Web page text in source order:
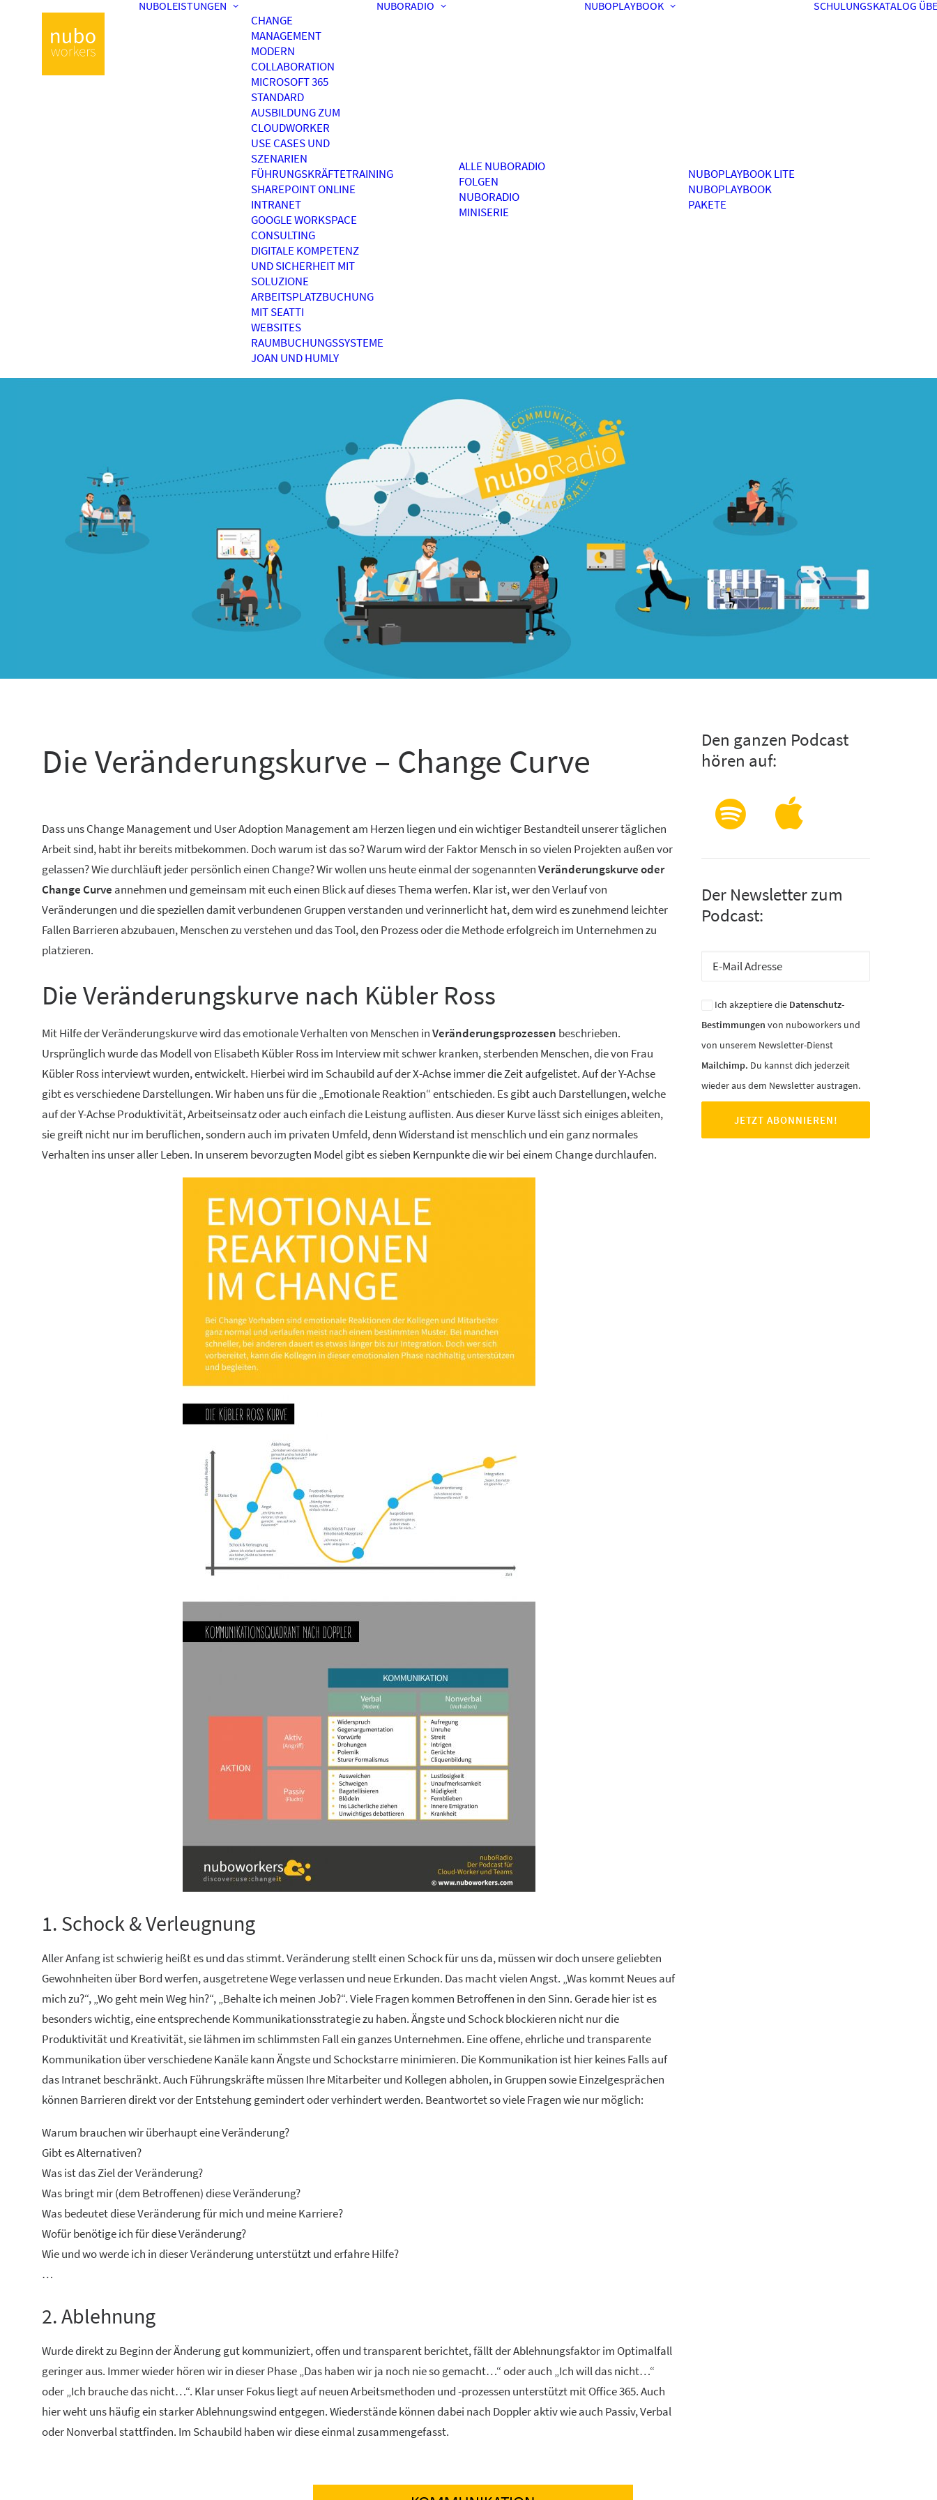
NUBOLEISTUNGEN
CHANGE
MANAGEMENT
MODERN
COLLABORATION
MICROSOFT 365
STANDARD
AUSBILDUNG ZUM
CLOUDWORKER
USE CASES UND
SZENARIEN
FÜHRUNGSKRÄFTETRAINING
SHAREPOINT ONLINE
INTRANET
GOOGLE WORKSPACE
CONSULTING
DIGITALE KOMPETENZ
UND SICHERHEIT MIT
SOLUZIONE
ARBEITSPLATZBUCHUNG
MIT SEATTI
WEBSITES
RAUMBUCHUNGSSYSTEME
JOAN UND HUMLY
NUBORADIO
ALLE NUBORADIO
FOLGEN
NUBORADIO
MINISERIE
NUBOPLAYBOOK
NUBOPLAYBOOK LITE
NUBOPLAYBOOK
PAKETE
SCHULUNGSKATALOG
Die Veränderungskurve – Change Curve
Dass uns Change Management und User Adoption Management am Herzen liegen und ein wichtiger Bestandteil unserer täglichen
Arbeit sind, habt ihr bereits mitbekommen. Doch warum ist das so? Warum wird der Faktor Mensch in so vielen Projekten außen vor
gelassen? Wie durchläuft jeder persönlich einen Change? Wir wollen uns heute einmal der sogenanntenVeränderungskurve oder
Change Curve annehmen und gemeinsam mit euch einen Blick auf dieses Thema werfen. Klar ist, wer den Verlauf von
Veränderungen und die speziellen damit verbundenen Gruppen verstanden und verinnerlicht hat, dem wird es zunehmend leichter
Fallen Barrieren abzubauen, Menschen zu verstehen und das Tool, den Prozess oder die Methode erfolgreich im Unternehmen zu
platzieren.
Die Veränderungskurve nach Kübler Ross
Mit Hilfe der Veränderungskurve wird das emotionale Verhalten von Menschen inVeränderungsprozessen beschrieben.
Ursprünglich wurde das Modell von Elisabeth Kübler Ross im Interview mit schwer kranken, sterbenden Menschen, die von Frau
Kübler Ross interviewt wurden, entwickelt. Hierbei wird im Schaubild auf der X-Achse immer die Zeit aufgelistet. Auf der Y-Achse
gibt es verschiedene Darstellungen. Wir haben uns für die „Emotionale Reaktion“ entschieden. Es gibt auch Darstellungen, welche
auf der Y-Achse Produktivität, Arbeitseinsatz oder auch einfach die Leistung auflisten. Aus dieser Kurve lässt sich einiges ableiten,
sie greift nicht nur im beruflichen, sondern auch im privaten Umfeld, denn Widerstand ist menschlich und ein ganz normales
Verhalten ins unser aller Leben. In unserem bevorzugten Model gibt es sieben Kernpunkte die wir bei einem Change durchlaufen.
1. Schock & Verleugnung
Aller Anfang ist schwierig heißt es und das stimmt. Veränderung stellt einen Schock für uns da, müssen wir doch unsere geliebten
Gewohnheiten über Bord werfen, ausgetretene Wege verlassen und neue Erkunden. Das macht vielen Angst. „Was kommt Neues auf
mich zu?“, „Wo geht mein Weg hin?“, „Behalte ich meinen Job?“. Viele Fragen kommen Betroffenen in den Sinn. Gerade hier ist es
besonders wichtig, eine entsprechende Kommunikationsstrategie zu haben. Ängste und Schock blockieren nicht nur die
Produktivität und Kreativität, sie lähmen im schlimmsten Fall ein ganzes Unternehmen. Eine offene, ehrliche und transparente
Kommunikation über verschiedene Kanäle kann Ängste und Schockstarre minimieren. Die Kommunikation ist hier keines Falls auf
das Intranet beschränkt. Auch Führungskräfte müssen Ihre Mitarbeiter und Kollegen abholen, in Gruppen sowie Einzelgesprächen
können Barrieren direkt vor der Entstehung gemindert oder verhindert werden. Beantwortet so viele Fragen wie nur möglich:
Warum brauchen wir überhaupt eine Veränderung?
Gibt es Alternativen?
Was ist das Ziel der Veränderung?
Was bringt mir (dem Betroffenen) diese Veränderung?
Was bedeutet diese Veränderung für mich und meine Karriere?
Wofür benötige ich für diese Veränderung?
Wie und wo werde ich in dieser Veränderung unterstützt und erfahre Hilfe?
…
2. Ablehnung
Wurde direkt zu Beginn der Änderung gut kommuniziert, offen und transparent berichtet, fällt der Ablehnungsfaktor im Optimalfall
geringer aus. Immer wieder hören wir in dieser Phase „Das haben wir ja noch nie so gemacht…“ oder auch „Ich will das nicht…“
oder „Ich brauche das nicht…“. Klar unser Fokus liegt auf neuen Arbeitsmethoden und -prozessen unterstützt mit Office 365. Auch
hier weht uns häufig ein starker Ablehnungswind entgegen. Wiederstände können dabei nach Doppler aktiv wie auch Passiv, Verbal
oder Nonverbal stattfinden. Im Schaubild haben wir diese einmal zusammengefasst.
Den ganzen Podcast
hören auf:
Der Newsletter zum
Podcast:
Ich akzeptiere die Datenschutz-
Bestimmungen von nuboworkers und
von unserem Newsletter-Dienst
Mailchimp. Du kannst dich jederzeit
wieder aus dem Newsletter austragen.